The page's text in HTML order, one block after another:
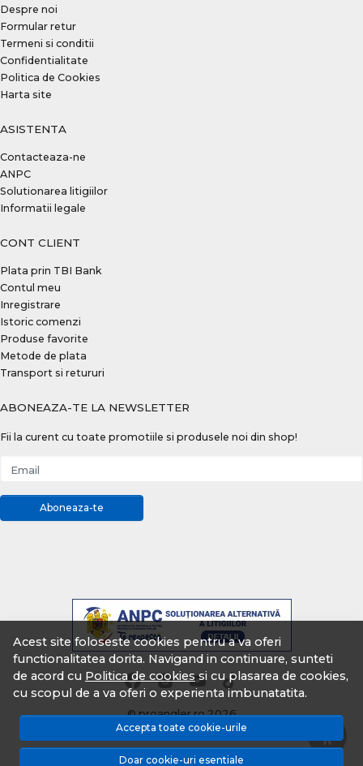
Acest site foloseste cookies pentru a va oferi
functionalitatea dorita. Navigand in continuare, sunteti
de acord cu Politica de cookiessi cu plasarea de cookies,
cu scopul de a va oferi o experienta imbunatatita.
Accepta toate cookie-urile
Doar cookie-uri esentiale
Despre noi
Formular retur
Termeni si conditii
Confidentialitate
Politica de Cookies
Harta site
ASISTENTA
Contacteaza-ne
ANPC
Solutionarea litigiilor
Informatii legale
CONT CLIENT
Plata prin TBI Bank
Contul meu
Inregistrare
Istoric comenzi
Produse favorite
Metode de plata
Transport si retururi
ABONEAZA-TE LA NEWSLETTER
Fii la curent cu toate promotiile si produsele noi din shop!
Email
Aboneaza-te
© proangler.ro 2026
Magazin online creat cu MerchantPro